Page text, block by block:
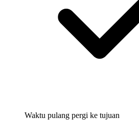
Waktu pulang pergi ke tujuan